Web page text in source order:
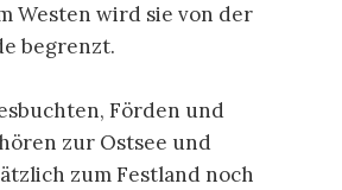
Westen wird sie von der
begrenzt.
Förden und
zur Ostsee und
zum Festland noch